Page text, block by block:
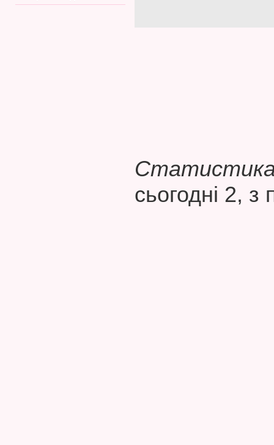
Статистика
сьогодні 2, з